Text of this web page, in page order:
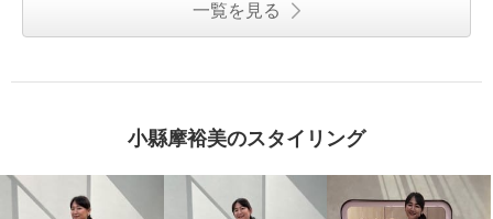
一覧を見る
小縣摩裕美のスタイリング